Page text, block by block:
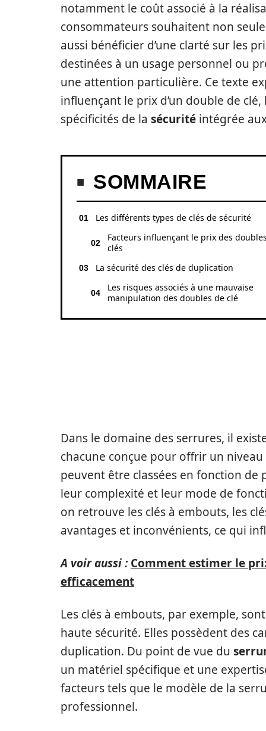
notamment le coût associé à la
consommateurs souhaitent non
aussi bénéficier d’une clarté sur les
destinées à un usage personnel ou
une attention particulière. Ce texte
influençant le prix d’un double de
spécificités de la sécurité intégrée
SOMMAIRE
Les différents types de clés de sécurité
Facteurs influençant le prix des
clés
La sécurité des clés de duplication
Les risques associés à une mauvaise
manipulation des doubles de clé
Dans le domaine des serrures, il
chacune conçue pour offrir un
peuvent être classées en fonction
leur complexité et leur mode de
on retrouve les clés à embouts, les
avantages et inconvénients, ce qui
A voir aussi : Comment estimer le
efficacement
Les clés à embouts, par exemple,
haute sécurité. Elles possèdent des
duplication. Du point de vue du
un matériel spécifique et une
facteurs tels que le modèle de la
professionnel.